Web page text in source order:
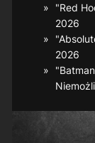
"Red
2026
2026